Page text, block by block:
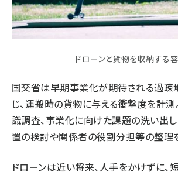
ドローンと貨物を収納する
国交省は早期事業化が期待される過疎
じ、運搬時の貨物に与える衝撃度を計
識調査、事業化に向けた課題の洗い出
置の検討や関係者の役割分担等の整理
ドローンは近い将来、人手をかけずに、